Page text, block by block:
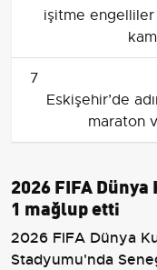
işitme
7
Eskişehir’de
maraton
2026 FIFA
1 mağlup etti
2026 FIFA Dünya
Stadyumu'nda